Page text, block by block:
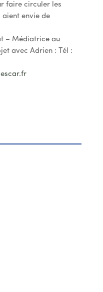
faire circuler les
aient envie de
– Médiatrice au
avec Adrien : Tél :